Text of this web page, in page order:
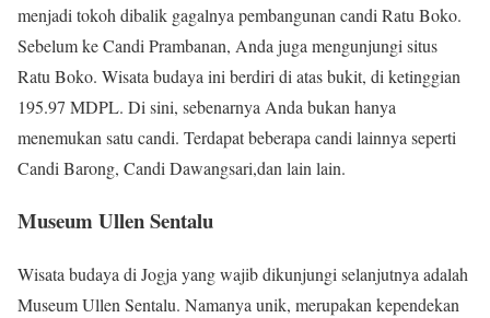
menjadi tokoh dibalik gagalnya pembangunan candi Ratu Boko.
Sebelum ke Candi Prambanan, Anda juga mengunjungi situs
Ratu Boko. Wisata budaya ini berdiri di atas bukit, di ketinggian
195.97 MDPL. Di sini, sebenarnya Anda bukan hanya
menemukan satu candi. Terdapat beberapa candi lainnya seperti
Candi Barong, Candi Dawangsari,dan lain lain.
Museum Ullen Sentalu
Wisata budaya di Jogja yang wajib dikunjungi selanjutnya adalah
Museum Ullen Sentalu. Namanya unik, merupakan kependekan